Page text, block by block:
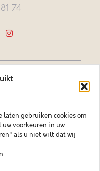
laten gebruiken cookies om
uw voorkeuren in uw
als u niet wilt dat wij
74
België BIV 505084
0878.744.081 BA &
730.390.160)